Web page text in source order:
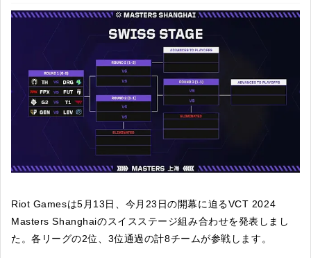
Riot Gamesは5月13日、今月23日の開幕に迫るVCT 2024
Masters Shanghaiのスイスステージ組み合わせを発表しまし
た。各リーグの2位、3位通過の計8チームが参戦します。